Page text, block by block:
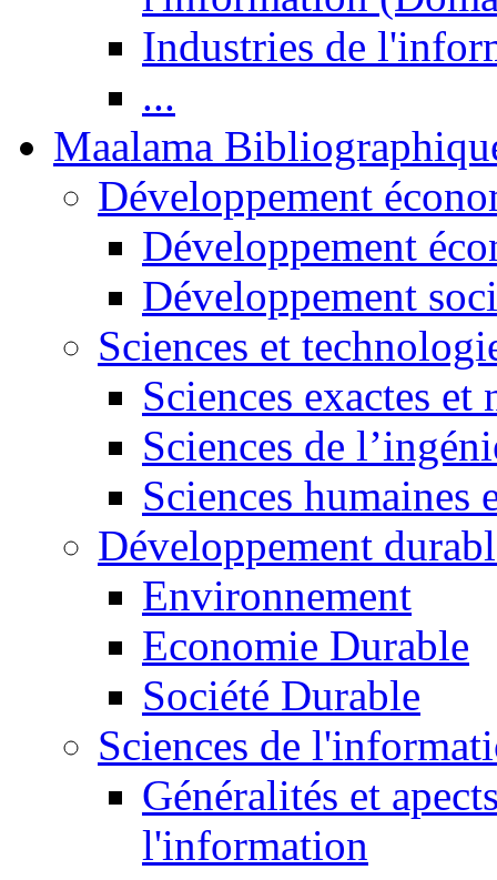
Industries de
...
Maalama
Développement
Développement
Développement
Sciences et
Sciences exactes et
Sciences de
Sciences humaines
Développement
Environnement
Economie Durable
Société Durable
Sciences de
Généralités et
l'information